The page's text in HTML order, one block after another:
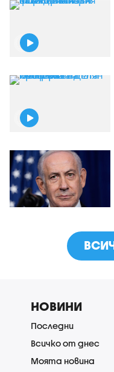
НОВИНИ
Последни
Всичко от днес
Моята новина